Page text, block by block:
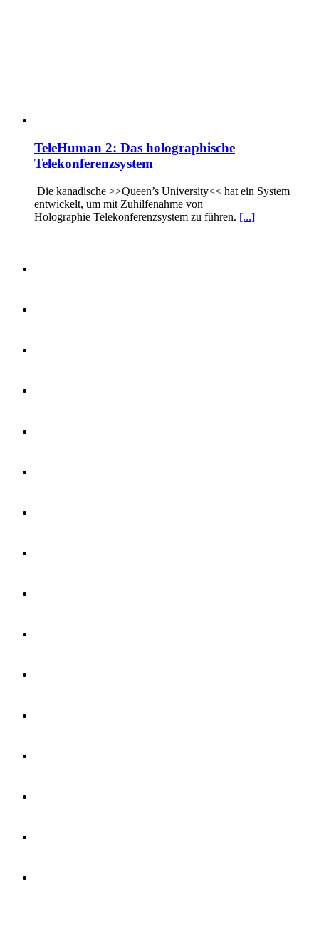
TeleHuman 2: Das holographische
Telekonferenzsystem
Die kanadische >>Queen’s University<< hat ein System
entwickelt, um mit Zuhilfenahme von
Holographie Telekonferenzsystem zu führen. [...]